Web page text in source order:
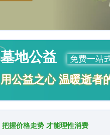
墓地公益 免费一站
用公益之心 温暖逝者
把握价格走势 才能理性消费